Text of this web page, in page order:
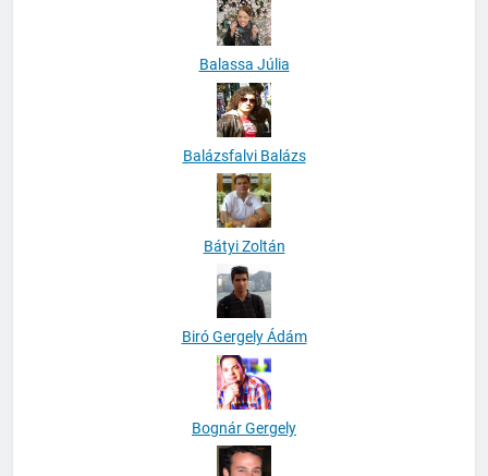
Balassa Júlia
Balázsfalvi Balázs
Bátyi Zoltán
Biró Gergely Ádám
Bognár Gergely